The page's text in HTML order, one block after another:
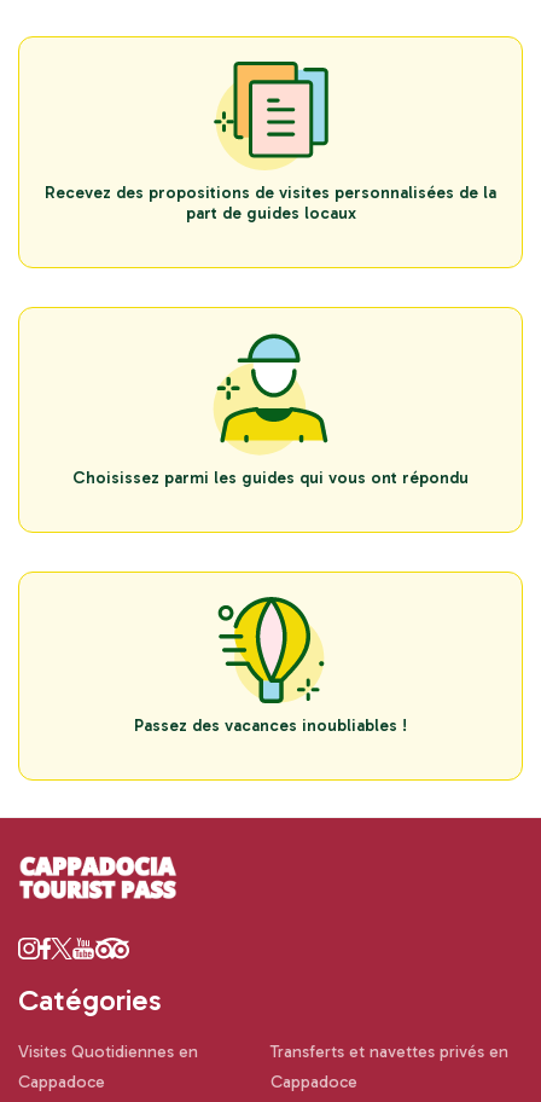
Recevez des propositions de visites personnalisées de la
part de guides locaux
Choisissez parmi les guides qui vous ont répondu
Passez des vacances inoubliables !
Catégories
Visites Quotidiennes en
Cappadoce
Transferts et navettes privés en
Cappadoce